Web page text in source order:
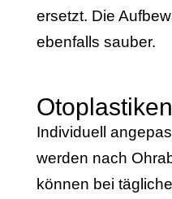
ersetzt. Die
ebenfalls sauber.
Otoplastiken
Individuell
werden nach
können bei